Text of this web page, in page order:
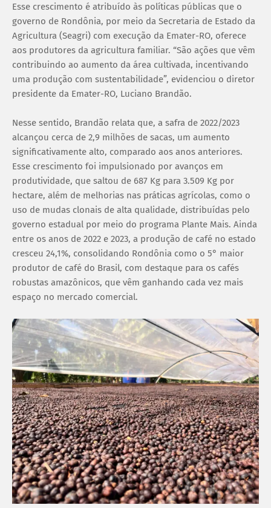
Esse crescimento é atribuído às políticas públicas que o
governo de Rondônia, por meio da Secretaria de Estado da
Agricultura (Seagri) com execução da Emater-RO, oferece
aos produtores da agricultura familiar. “São ações que vêm
contribuindo ao aumento da área cultivada, incentivando
uma produção com sustentabilidade”, evidenciou o diretor
presidente da Emater-RO, Luciano Brandão.
Nesse sentido, Brandão relata que, a safra de 2022/2023
alcançou cerca de 2,9 milhões de sacas, um aumento
significativamente alto, comparado aos anos anteriores.
Esse crescimento foi impulsionado por avanços em
produtividade, que saltou de 687 Kg para 3.509 Kg por
hectare, além de melhorias nas práticas agrícolas, como o
uso de mudas clonais de alta qualidade, distribuídas pelo
governo estadual por meio do programa Plante Mais. Ainda
entre os anos de 2022 e 2023, a produção de café no estado
cresceu 24,1%, consolidando Rondônia como o 5° maior
produtor de café do Brasil, com destaque para os cafés
robustas amazônicos, que vêm ganhando cada vez mais
espaço no mercado comercial.